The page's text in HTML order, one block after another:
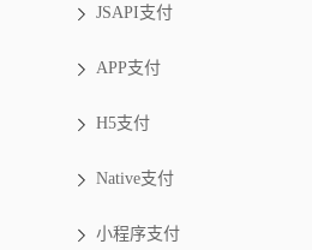
JSAPI支付
APP支付
H5支付
Native支付
小程序支付